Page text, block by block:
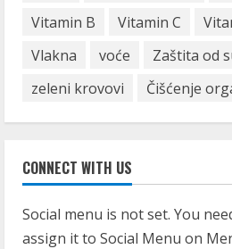
Vitamin B
Vitamin C
Vlakna
voće
Zaštita od
zeleni krovovi
Čišćenje
CONNECT WITH US
Social menu is not set. You
assign it to Social Menu on